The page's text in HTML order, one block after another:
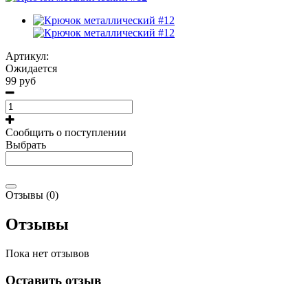
Артикул:
Ожидается
99 руб
Сообщить о поступлении
Выбрать
Отзывы (0)
Отзывы
Пока нет отзывов
Оставить отзыв